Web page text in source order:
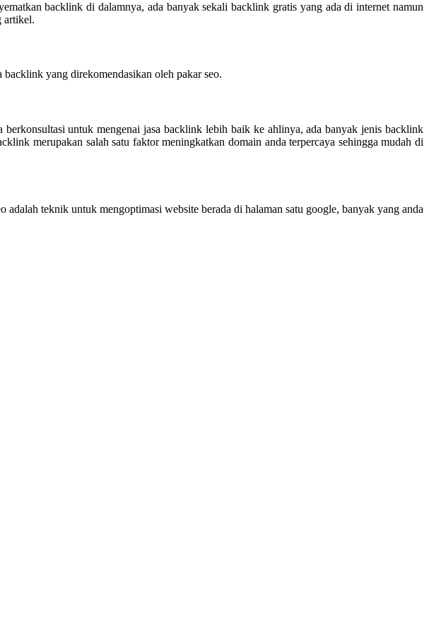
backlink di dalamnya, ada banyak sekali backlink gratis yang ada di internet namun
artikel.
backlink yang direkomendasikan oleh pakar seo.
untuk mengenai jasa backlink lebih baik ke ahlinya, ada banyak jenis backlink
merupakan salah satu faktor meningkatkan domain anda terpercaya sehingga mudah di
teknik untuk mengoptimasi website berada di halaman satu google, banyak yang anda